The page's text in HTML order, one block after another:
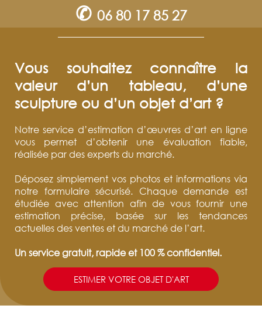
✆ 06 80 17 85 27
Vous souhaitez connaître la
valeur d’un tableau, d’une
sculpture ou d’un objet d’art ?
Notre service d’estimation d’œuvres d’art en ligne
vous permet d’obtenir une évaluation fiable,
réalisée par des experts du marché.
Déposez simplement vos photos et informations via
notre formulaire sécurisé. Chaque demande est
étudiée avec attention afin de vous fournir une
estimation précise, basée sur les tendances
actuelles des ventes et du marché de l’art.
Un service gratuit, rapide et 100 % confidentiel.
ESTIMER VOTRE OBJET D'ART